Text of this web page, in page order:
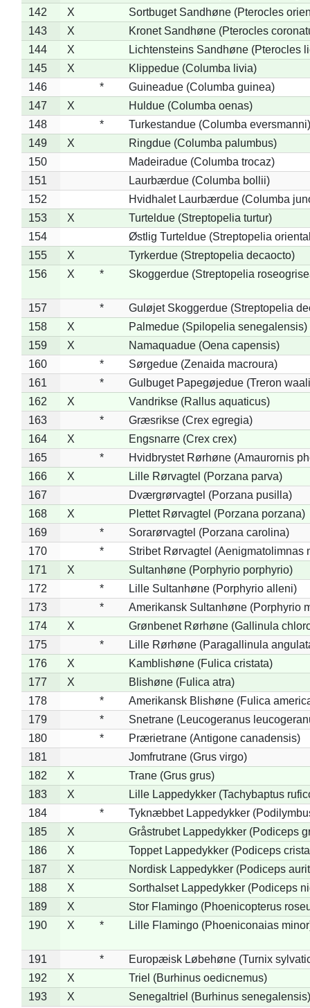
142
X
Sortbuget Sandhøne (Pterocles
143
X
Kronet Sandhøne (Pterocles
144
X
Lichtensteins Sandhøne (Pterocles
145
X
Klippedue (Columba livia)
146
*
Guineadue (Columba guinea)
147
X
Huldue (Columba oenas)
148
*
Turkestandue (Columba eversmanni)
149
X
Ringdue (Columba palumbus)
150
Madeiradue (Columba trocaz)
151
Laurbærdue (Columba bollii)
152
Hvidhalet Laurbærdue (Columba
153
X
Turteldue (Streptopelia turtur)
154
Østlig Turteldue (Streptopelia
155
X
Tyrkerdue (Streptopelia decaocto)
156
X * Skoggerdue (Streptopelia
157 *
Guløjet Skoggerdue (Streptopelia
158
X
Palmedue (Spilopelia senegalensis)
159
X
Namaquadue (Oena capensis)
160
*
Sørgedue (Zenaida macroura)
161
*
Gulbuget Papegøjedue (Treron
162
X
Vandrikse (Rallus aquaticus)
163
*
Græsrikse (Crex egregia)
164
X
Engsnarre (Crex crex)
165
*
Hvidbrystet Rørhøne (Amaurornis
166
X
Lille Rørvagtel (Porzana parva)
167
Dværgrørvagtel (Porzana pusilla)
168
X
Plettet Rørvagtel (Porzana porzana)
169
*
Sorarørvagtel (Porzana carolina)
170
*
Stribet Rørvagtel (Aenigmatolimnas
171
X
Sultanhøne (Porphyrio porphyrio)
172
*
Lille Sultanhøne (Porphyrio alleni)
173
*
Amerikansk Sultanhøne (Porphyrio
174
X
Grønbenet Rørhøne (Gallinula
175
*
Lille Rørhøne (Paragallinula
176
X
Kamblishøne (Fulica cristata)
177
X
Blishøne (Fulica atra)
178
*
Amerikansk Blishøne (Fulica
179
*
Snetrane (Leucogeranus
180
*
Prærietrane (Antigone canadensis)
181
Jomfrutrane (Grus virgo)
182
X
Trane (Grus grus)
183
X
Lille Lappedykker (Tachybaptus
184
*
Tyknæbbet Lappedykker
185
X
Gråstrubet Lappedykker (Podiceps
186
X
Toppet Lappedykker (Podiceps
187
X
Nordisk Lappedykker (Podiceps
188
X
Sorthalset Lappedykker (Podiceps
189
X
Stor Flamingo (Phoenicopterus
190
X * Lille Flamingo (Phoeniconaias
191 *
Europæisk Løbehøne (Turnix
192
X
Triel (Burhinus oedicnemus)
193
X
Senegaltriel (Burhinus senegalensis)